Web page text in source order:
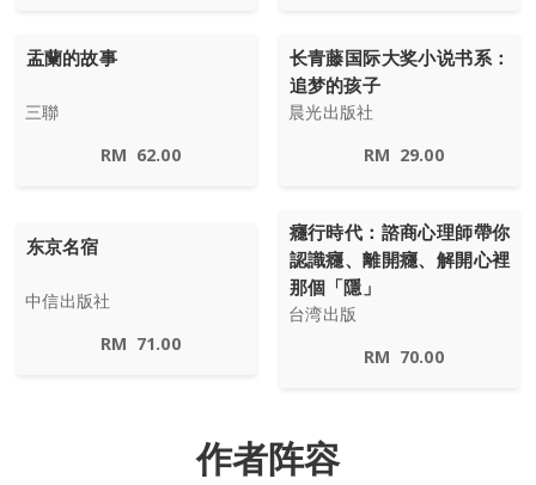
盂蘭的故事
三聯
RM 62.00
长青藤国际大奖小说书系：
追梦的孩子
晨光出版社
RM 29.00
东京名宿
中信出版社
RM 71.00
癮行時代：諮商心理師帶你
認識癮、離開癮、解開心裡
那個「隱」
台湾出版
RM 70.00
作者阵容